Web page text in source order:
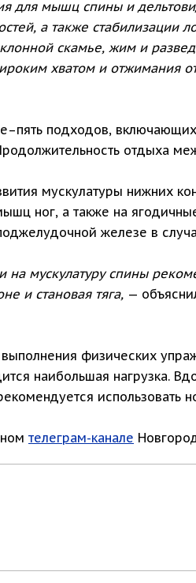
для мышц спины и
а также стабилизации
скамье, жим и
хватом и отжимания
подходов,
отдыха
мускулатуры нижних
ног, а также на
железе в
на мускулатуру спины
и становая тяга, —
физических
наибольшая нагрузка.
использовать
телеграм-канале